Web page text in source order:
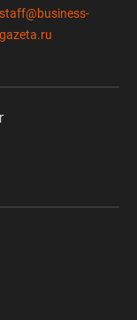
staff@business-
gazeta.ru